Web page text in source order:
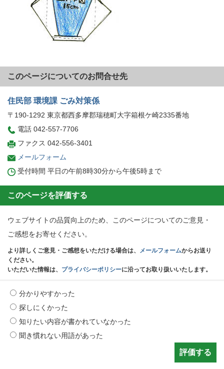
このページについてのお問合せ先
住民部 環境課 ごみ対策係
〒190-1292 東京都西多摩郡瑞穂町大字箱根ケ崎2335番地
電話 042-557-7706
ファクス 042-556-3401
メールフォーム
受付時間 平日の午前8時30分から午後5時まで
このページを評価する
ウェブサイトの品質向上のため、このページについてのご意見・
ご感想をお寄せください。
より詳しくご意見・ご感想をいただける場合は、 メールフォームからお送り
ください。
いただいた情報は、 プライバシーポリシーに沿ってお取り扱いいたします。
分かりやすかった
探しにくかった
知りたい内容が書かれていなかった
聞き慣れない用語があった